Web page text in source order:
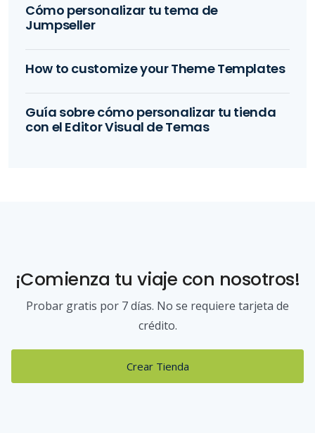
Cómo personalizar tu tema de
Jumpseller
How to customize your Theme Templates
Guía sobre cómo personalizar tu tienda
con el Editor Visual de Temas
¡Comienza tu viaje con nosotros!
Probar gratis por 7 días. No se requiere tarjeta de
crédito.
Crear Tienda